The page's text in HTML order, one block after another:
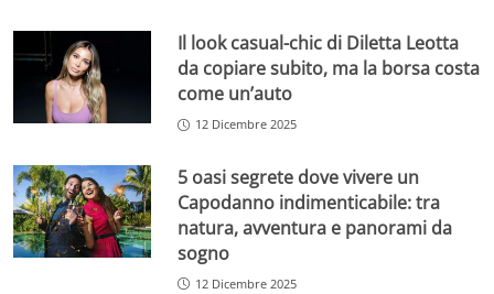
Il look casual-chic di Diletta Leotta
da copiare subito, ma la borsa costa
come un’auto
12 Dicembre 2025
5 oasi segrete dove vivere un
Capodanno indimenticabile: tra
natura, avventura e panorami da
sogno
12 Dicembre 2025